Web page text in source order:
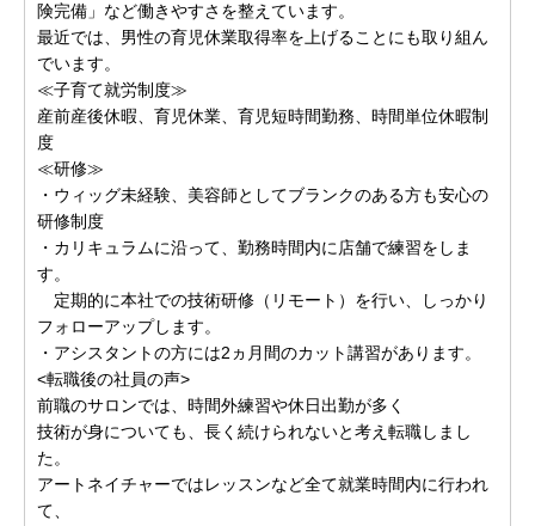
険完備」など働きやすさを整えています。
最近では、男性の育児休業取得率を上げることにも取り組ん
でいます。
≪子育て就労制度≫
産前産後休暇、育児休業、育児短時間勤務、時間単位休暇制
度
≪研修≫
・ウィッグ未経験、美容師としてブランクのある方も安心の
研修制度
・カリキュラムに沿って、勤務時間内に店舗で練習をしま
す。
定期的に本社での技術研修（リモート）を行い、しっかり
フォローアップします。
・アシスタントの方には2ヵ月間のカット講習があります。
<転職後の社員の声>
前職のサロンでは、時間外練習や休日出勤が多く
技術が身についても、長く続けられないと考え転職しまし
た。
アートネイチャーではレッスンなど全て就業時間内に行われ
て、